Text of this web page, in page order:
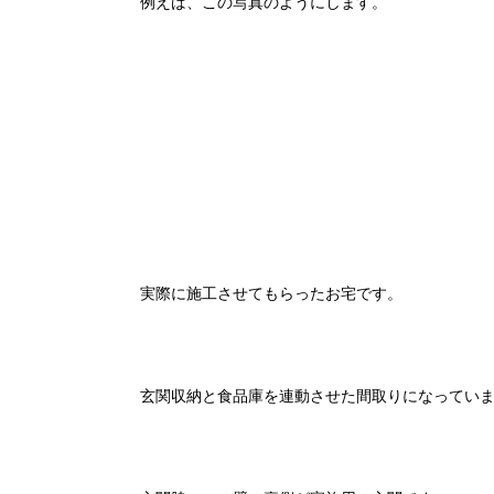
実際に施工させてもらったお宅です。
玄関収納と食品庫を連動させた間取りになってい